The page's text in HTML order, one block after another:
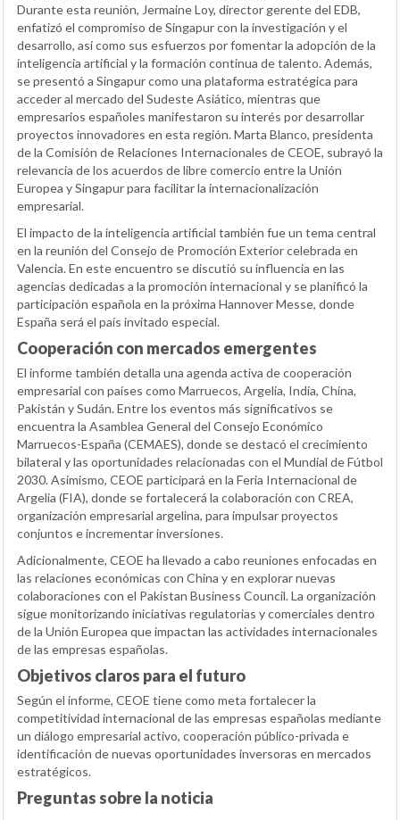
Durante esta reunión, Jermaine Loy, director gerente del EDB,
enfatizó el compromiso de Singapur con la investigación y el
desarrollo, así como sus esfuerzos por fomentar la adopción de la
inteligencia artificial y la formación continua de talento. Además,
se presentó a Singapur como una plataforma estratégica para
acceder al mercado del Sudeste Asiático, mientras que
empresarios españoles manifestaron su interés por desarrollar
proyectos innovadores en esta región. Marta Blanco, presidenta
de la Comisión de Relaciones Internacionales de CEOE, subrayó la
relevancia de los acuerdos de libre comercio entre la Unión
Europea y Singapur para facilitar la internacionalización
empresarial.
El impacto de la inteligencia artificial también fue un tema central
en la reunión del Consejo de Promoción Exterior celebrada en
Valencia. En este encuentro se discutió su influencia en las
agencias dedicadas a la promoción internacional y se planificó la
participación española en la próxima Hannover Messe, donde
España será el país invitado especial.
Cooperación con mercados emergentes
El informe también detalla una agenda activa de cooperación
empresarial con países como Marruecos, Argelia, India, China,
Pakistán y Sudán. Entre los eventos más significativos se
encuentra la Asamblea General del Consejo Económico
Marruecos-España (CEMAES), donde se destacó el crecimiento
bilateral y las oportunidades relacionadas con el Mundial de Fútbol
2030. Asimismo, CEOE participará en la Feria Internacional de
Argelia (FIA), donde se fortalecerá la colaboración con CREA,
organización empresarial argelina, para impulsar proyectos
conjuntos e incrementar inversiones.
Adicionalmente, CEOE ha llevado a cabo reuniones enfocadas en
las relaciones económicas con China y en explorar nuevas
colaboraciones con el Pakistan Business Council. La organización
sigue monitorizando iniciativas regulatorias y comerciales dentro
de la Unión Europea que impactan las actividades internacionales
de las empresas españolas.
Objetivos claros para el futuro
Según el informe, CEOE tiene como meta fortalecer la
competitividad internacional de las empresas españolas mediante
un diálogo empresarial activo, cooperación público-privada e
identificación de nuevas oportunidades inversoras en mercados
estratégicos.
Preguntas sobre la noticia